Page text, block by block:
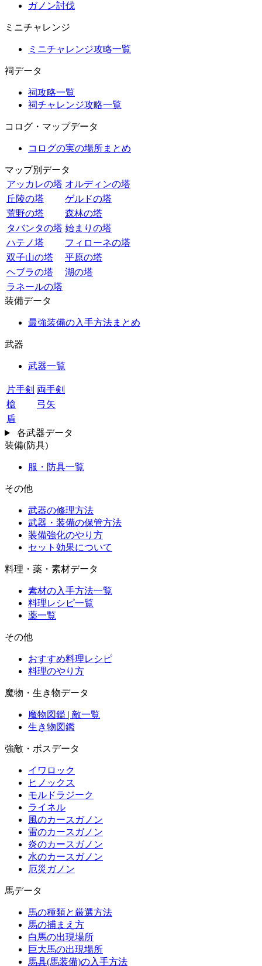
ガノン討伐
ミニチャレンジ
ミニチャレンジ攻略一覧
祠データ
祠攻略一覧
祠チャレンジ攻略一覧
コログ・マップデータ
コログの実の場所まとめ
マップ別データ
アッカレの塔 オルディンの塔
丘陵の塔
ゲルドの塔
荒野の塔
森林の塔
タバンタの塔 始まりの塔
ハテノ塔
フィローネの塔
双子山の塔
平原の塔
ヘブラの塔
湖の塔
ラネールの塔
装備データ
最強装備の入手方法まとめ
武器
武器一覧
片手剣 両手剣
槍
弓矢
盾
各武器データ
装備(防具)
服・防具一覧
その他
武器の修理方法
武器・装備の保管方法
装備強化のやり方
セット効果について
料理・薬・素材データ
素材の入手方法一覧
料理レシピ一覧
薬一覧
その他
おすすめ料理レシピ
料理のやり方
魔物・生き物データ
魔物図鑑 | 敵一覧
生き物図鑑
強敵・ボスデータ
イワロック
ヒノックス
モルドラジーク
ライネル
風のカースガノン
雷のカースガノン
炎のカースガノン
水のカースガノン
厄災ガノン
馬データ
馬の種類と厳選方法
馬の捕まえ方
白馬の出現場所
巨大馬の出現場所
馬具(馬装備)の入手方法